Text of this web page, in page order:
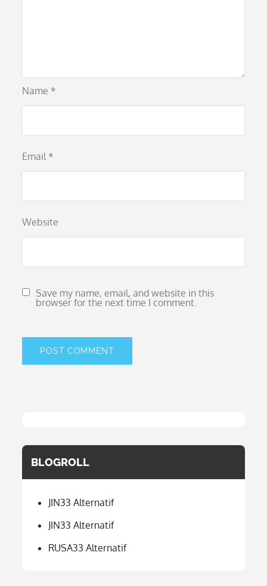
Name *
Email *
Website
Save my name, email, and website in this
browser for the next time I comment.
BLOGROLL
JIN33 Alternatif
JIN33 Alternatif
RUSA33 Alternatif